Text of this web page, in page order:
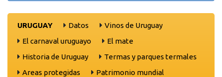
URUGUAY Datos
Vinos de Uruguay
El carnaval uruguayo
El mate
Historia de Uruguay
Termas y parques termales
Areas protegidas
Patrimonio mundial